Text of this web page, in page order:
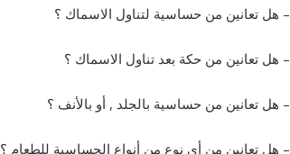
– هل تعانين من حساسية لتناول الاسماك ؟
– هل تعانين من حكة بعد تناول الاسماك ؟
– هل تعانين من حساسية بالجلد , أو بالأنف ؟
– هل تعانين من أي نوع من أنواع الحساسية للطعام ؟